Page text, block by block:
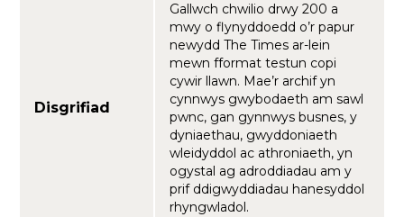
Disgrifiad
Gallwch chwilio drwy 200 a
mwy o flynyddoedd o’r papur
newydd The Times ar-lein
mewn fformat testun copi
cywir llawn. Mae’r archif yn
cynnwys gwybodaeth am sawl
pwnc, gan gynnwys busnes, y
dyniaethau, gwyddoniaeth
wleidyddol ac athroniaeth, yn
ogystal ag adroddiadau am y
prif ddigwyddiadau hanesyddol
rhyngwladol.